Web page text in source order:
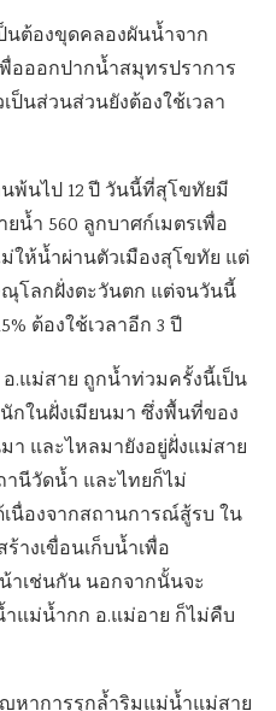
นต้องขุดคลองผันน้ำจาก
อออกปากน้ำสมุทรปราการ
ป็นส่วนส่วนยังต้องใช้เวลา
นไป 12 ปี วันนี้ที่สุโขทัยมี
น้ำ 560 ลูกบาศก์เมตรเพื่อ
ให้น้ำผ่านตัวเมืองสุโขทัย แต่
โลกฝั่งตะวันตก แต่จนวันนี้
ต้องใช้เวลาอีก 3 ปี
.แม่สาย ถูกน้ำท่วมครั้งนี้เป็น
กในฝั่งเมียนมา ซึ่งพื้นที่ของ
า และไหลมายังอยู่ฝั่งแม่สาย
านีวัดน้ำ และไทยก็ไม่
เนื่องจากสถานการณ์สู้รบ ใน
งเขื่อนเก็บน้ำเพื่อ
าเช่นกัน นอกจากนั้นจะ
แม่น้ำกก อ.แม่อาย ก็ไม่คืบ